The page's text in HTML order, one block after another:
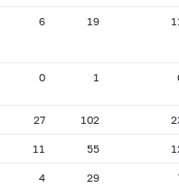
6 19
0 1
27 102
11 55
4 29